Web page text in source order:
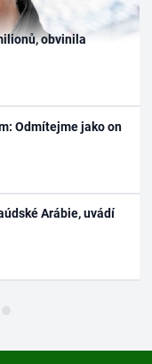
obvinila
Odmítejme jako on
Arábie, uvádí